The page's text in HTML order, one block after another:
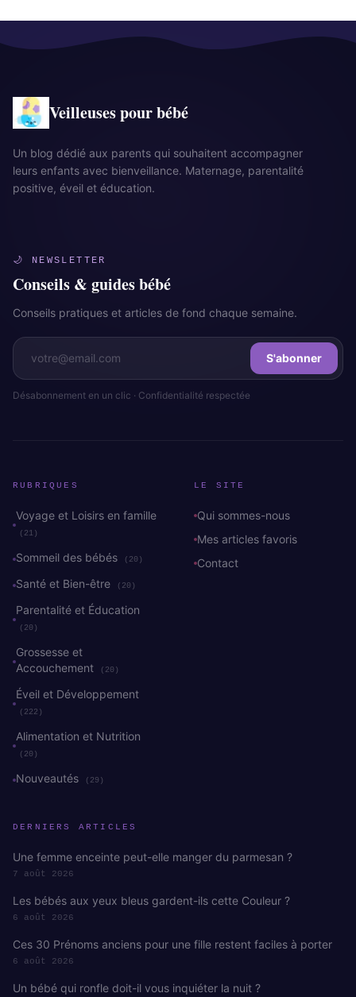
Veilleuses pour bébé
Un blog dédié aux parents qui souhaitent accompagner
leurs enfants avec bienveillance. Maternage, parentalité
positive, éveil et éducation.
🌙 NEWSLETTER
Conseils & guides bébé
Conseils pratiques et articles de fond chaque semaine.
S'abonner
Désabonnement en un clic · Confidentialité respectée
RUBRIQUES
Voyage et Loisirs en famille
(21)
Sommeil des bébés (20)
Santé et Bien-être (20)
Parentalité et Éducation
(20)
Grossesse et
Accouchement
(20)
Éveil et Développement
(222)
Alimentation et Nutrition
(20)
Nouveautés (29)
LE SITE
Qui sommes-nous
Mes articles favoris
Contact
DERNIERS ARTICLES
Une femme enceinte peut-elle manger du parmesan ?
7 août 2026
Les bébés aux yeux bleus gardent-ils cette Couleur ?
6 août 2026
Ces 30 Prénoms anciens pour une fille restent faciles à porter
6 août 2026
Un bébé qui ronfle doit-il vous inquiéter la nuit ?